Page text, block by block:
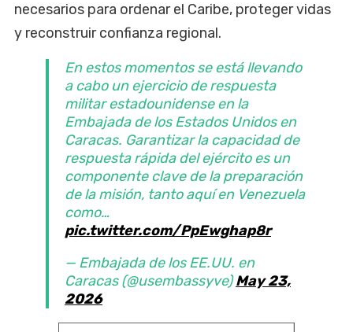
necesarios para ordenar el Caribe, proteger vidas
y reconstruir confianza regional.
En estos momentos se está llevando
a cabo un ejercicio de respuesta
militar estadounidense en la
Embajada de los Estados Unidos en
Caracas. Garantizar la capacidad de
respuesta rápida del ejército es un
componente clave de la preparación
de la misión, tanto aquí en Venezuela
como…
pic.twitter.com/PpEwghap8r
— Embajada de los EE.UU. en
Caracas (@usembassyve)May 23,
2026